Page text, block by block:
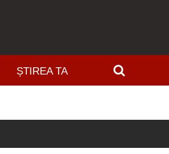
ȘTIREA TA